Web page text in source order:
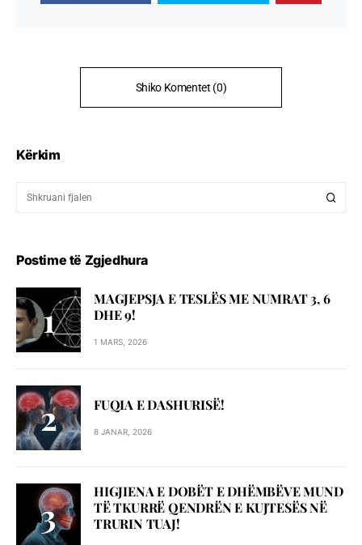
Shiko Komentet (0)
Kërkim
Postime të Zgjedhura
MAGJEPSJA E TESLËS ME NUMRAT 3, 6
DHE 9!
1 MARS, 2026
FUQIA E DASHURISË!
8 JANAR, 2026
HIGJIENA E DOBËT E DHËMBËVE MUND
TË TKURRË QENDRËN E KUJTESËS NË
TRURIN TUAJ!